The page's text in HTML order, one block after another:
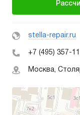
stella-repair.ru
+7 (495) 357-
Москва,